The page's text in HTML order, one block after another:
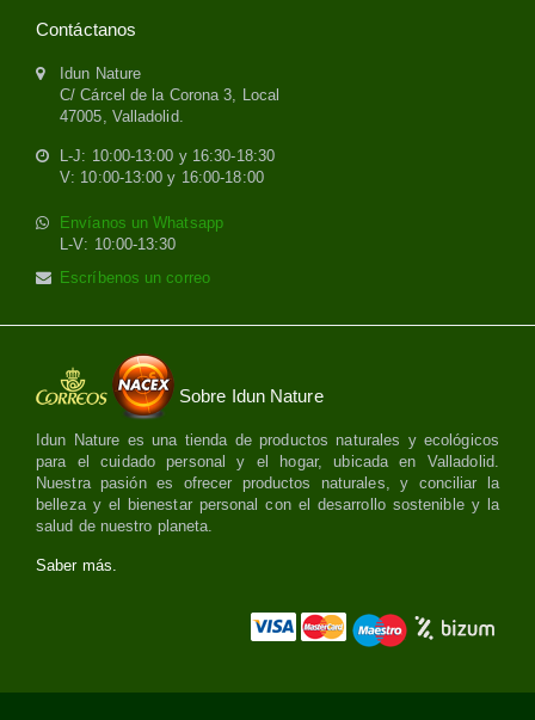
Contáctanos
Idun Nature
C/ Cárcel de la Corona 3, Local
47005, Valladolid.
L-J: 10:00-13:00 y 16:30-18:30
V: 10:00-13:00 y 16:00-18:00
Envíanos un Whatsapp
L-V: 10:00-13:30
Escríbenos un correo
Sobre Idun Nature
Idun Nature es una tienda de productos naturales y ecológicos
para el cuidado personal y el hogar, ubicada en Valladolid.
Nuestra pasión es ofrecer productos naturales, y conciliar la
belleza y el bienestar personal con el desarrollo sostenible y la
salud de nuestro planeta.
Saber más.